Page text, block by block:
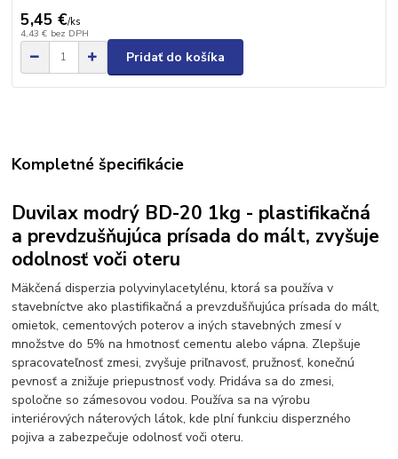
5,45 €/ks
4,43 € bez DPH
Pridať do košíka
Kompletné špecifikácie
Duvilax modrý BD-20 1kg - plastifikačná
a prevdzušňujúca prísada do mált, zvyšuje
odolnosť voči oteru
Mäkčená disperzia polyvinylacetylénu, ktorá sa používa v
stavebníctve ako plastifikačná a prevzdušňujúca prísada do mált,
omietok, cementových poterov a iných stavebných zmesí v
množstve do 5% na hmotnosť cementu alebo vápna. Zlepšuje
spracovateľnosť zmesi, zvyšuje priľnavosť, pružnosť, konečnú
pevnosť a znižuje priepustnosť vody. Pridáva sa do zmesi,
spoločne so zámesovou vodou. Používa sa na výrobu
interiérových náterových látok, kde plní funkciu disperzného
pojiva a zabezpečuje odolnosť voči oteru.